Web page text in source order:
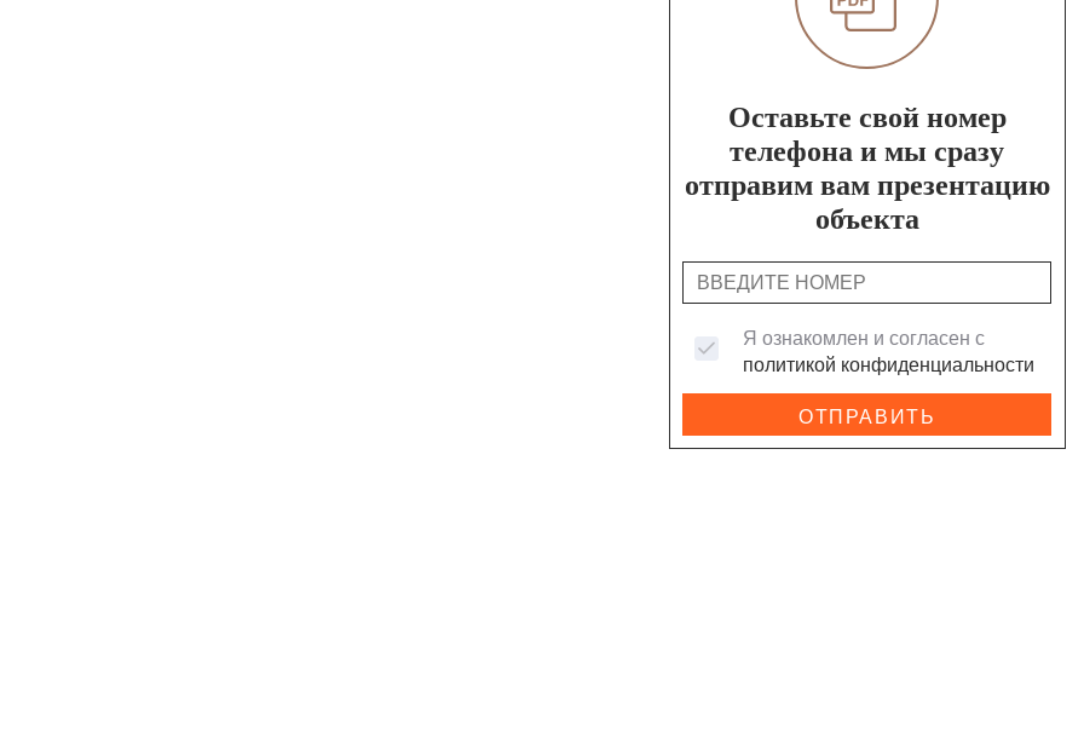
Оставьте свой номер
телефона и мы сразу
отправим вам презентацию
объекта
Я ознакомлен и согласен с
политикой конфиденциальности
ОТПРАВИТЬ